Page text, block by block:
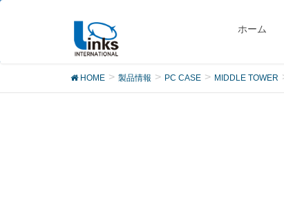
ホーム
製品
HOME 製品情報 PC CASE MIDDLE TOWER